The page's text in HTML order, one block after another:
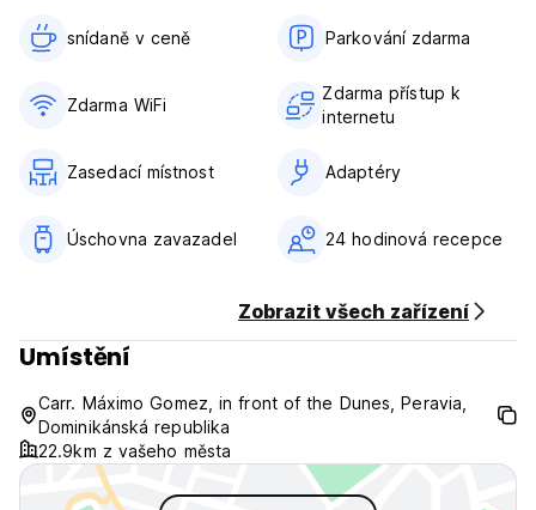
snídaně v ceně‎ Parkování zdarma
Zdarma WiFi
Zdarma přístup k
internetu
Zasedací místnost Adaptéry
Úschovna zavazadel 24 hodinová recepce
Zobrazit všech zařízení
Umístění
Carr. Máximo Gomez, in front of the Dunes, Peravia,
Dominikánská republika
22.9km z vašeho města